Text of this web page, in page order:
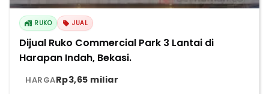
RUKO JUAL
Dijual Ruko Commercial Park 3 Lantai di
Harapan Indah, Bekasi.
HARGARp3,65 miliar